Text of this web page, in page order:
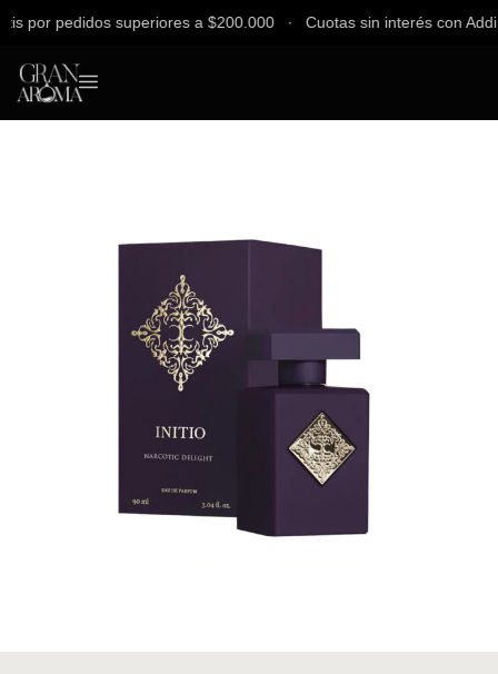
pedidos superiores a $200.000 ∙ Cuotas sin interés con Addi,